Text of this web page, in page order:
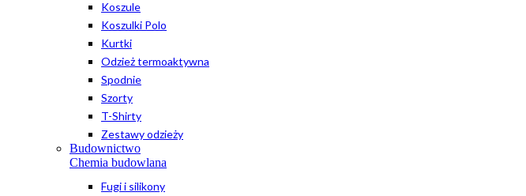
Koszule
Koszulki Polo
Kurtki
Odzież termoaktywna
Spodnie
Szorty
T-Shirty
Zestawy odzieży
Budownictwo
Chemia budowlana
Fugi i silikony